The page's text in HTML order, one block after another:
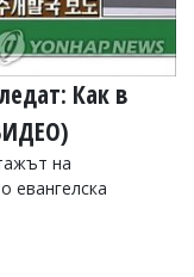
Как в
на
евангелска